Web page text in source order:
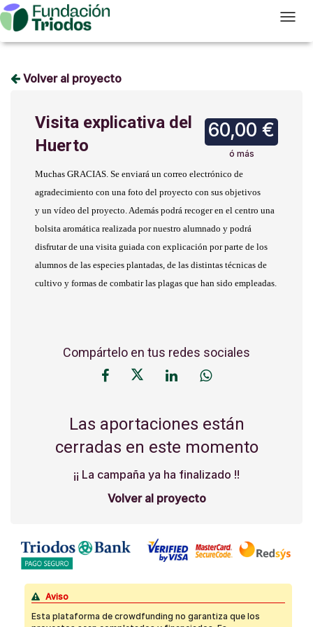
T
Volver al proyecto
60,00 €
ó más
Visita explicativa del
Huerto
Muchas GRACIAS. Se enviará un correo electrónico de
agradecimiento con una foto del proyecto con sus objetivos
y un vídeo del proyecto. Además podrá recoger en el centro una
bolsita aromática realizada por nuestro alumnado y podrá
disfrutar de una visita guiada con explicación por parte de los
alumnos de las especies plantadas, de las distintas técnicas de
cultivo y formas de combatir las plagas que han sido empleadas.
Compártelo en tus redes sociales
Las aportaciones están
cerradas en este momento
¡¡ La campaña ya ha finalizado !!
Volver al proyecto
Aviso
Esta plataforma de crowdfunding no garantiza que los